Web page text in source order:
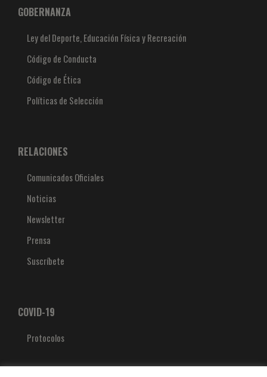
GOBERNANZA
Ley del Deporte, Educación Física y Recreación
Código de Conducta
Código de Ética
Políticas de Selección
RELACIONES
Comunicados Oficiales
Noticias
Newsletter
Prensa
Suscríbete
COVID-19
Protocolos